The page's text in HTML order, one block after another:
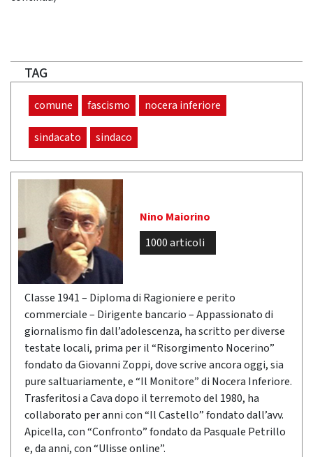
TAG
comune fascismo nocera inferiore
sindacato sindaco
Nino Maiorino
1000 articoli
Classe 1941 – Diploma di Ragioniere e perito
commerciale – Dirigente bancario – Appassionato di
giornalismo fin dall’adolescenza, ha scritto per diverse
testate locali, prima per il “Risorgimento Nocerino”
fondato da Giovanni Zoppi, dove scrive ancora oggi, sia
pure saltuariamente, e “Il Monitore” di Nocera Inferiore.
Trasferitosi a Cava dopo il terremoto del 1980, ha
collaborato per anni con “Il Castello” fondato dall’avv.
Apicella, con “Confronto” fondato da Pasquale Petrillo
e, da anni, con “Ulisse online”.